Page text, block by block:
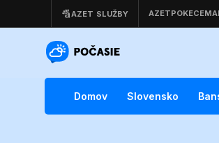
Domov Slovensko